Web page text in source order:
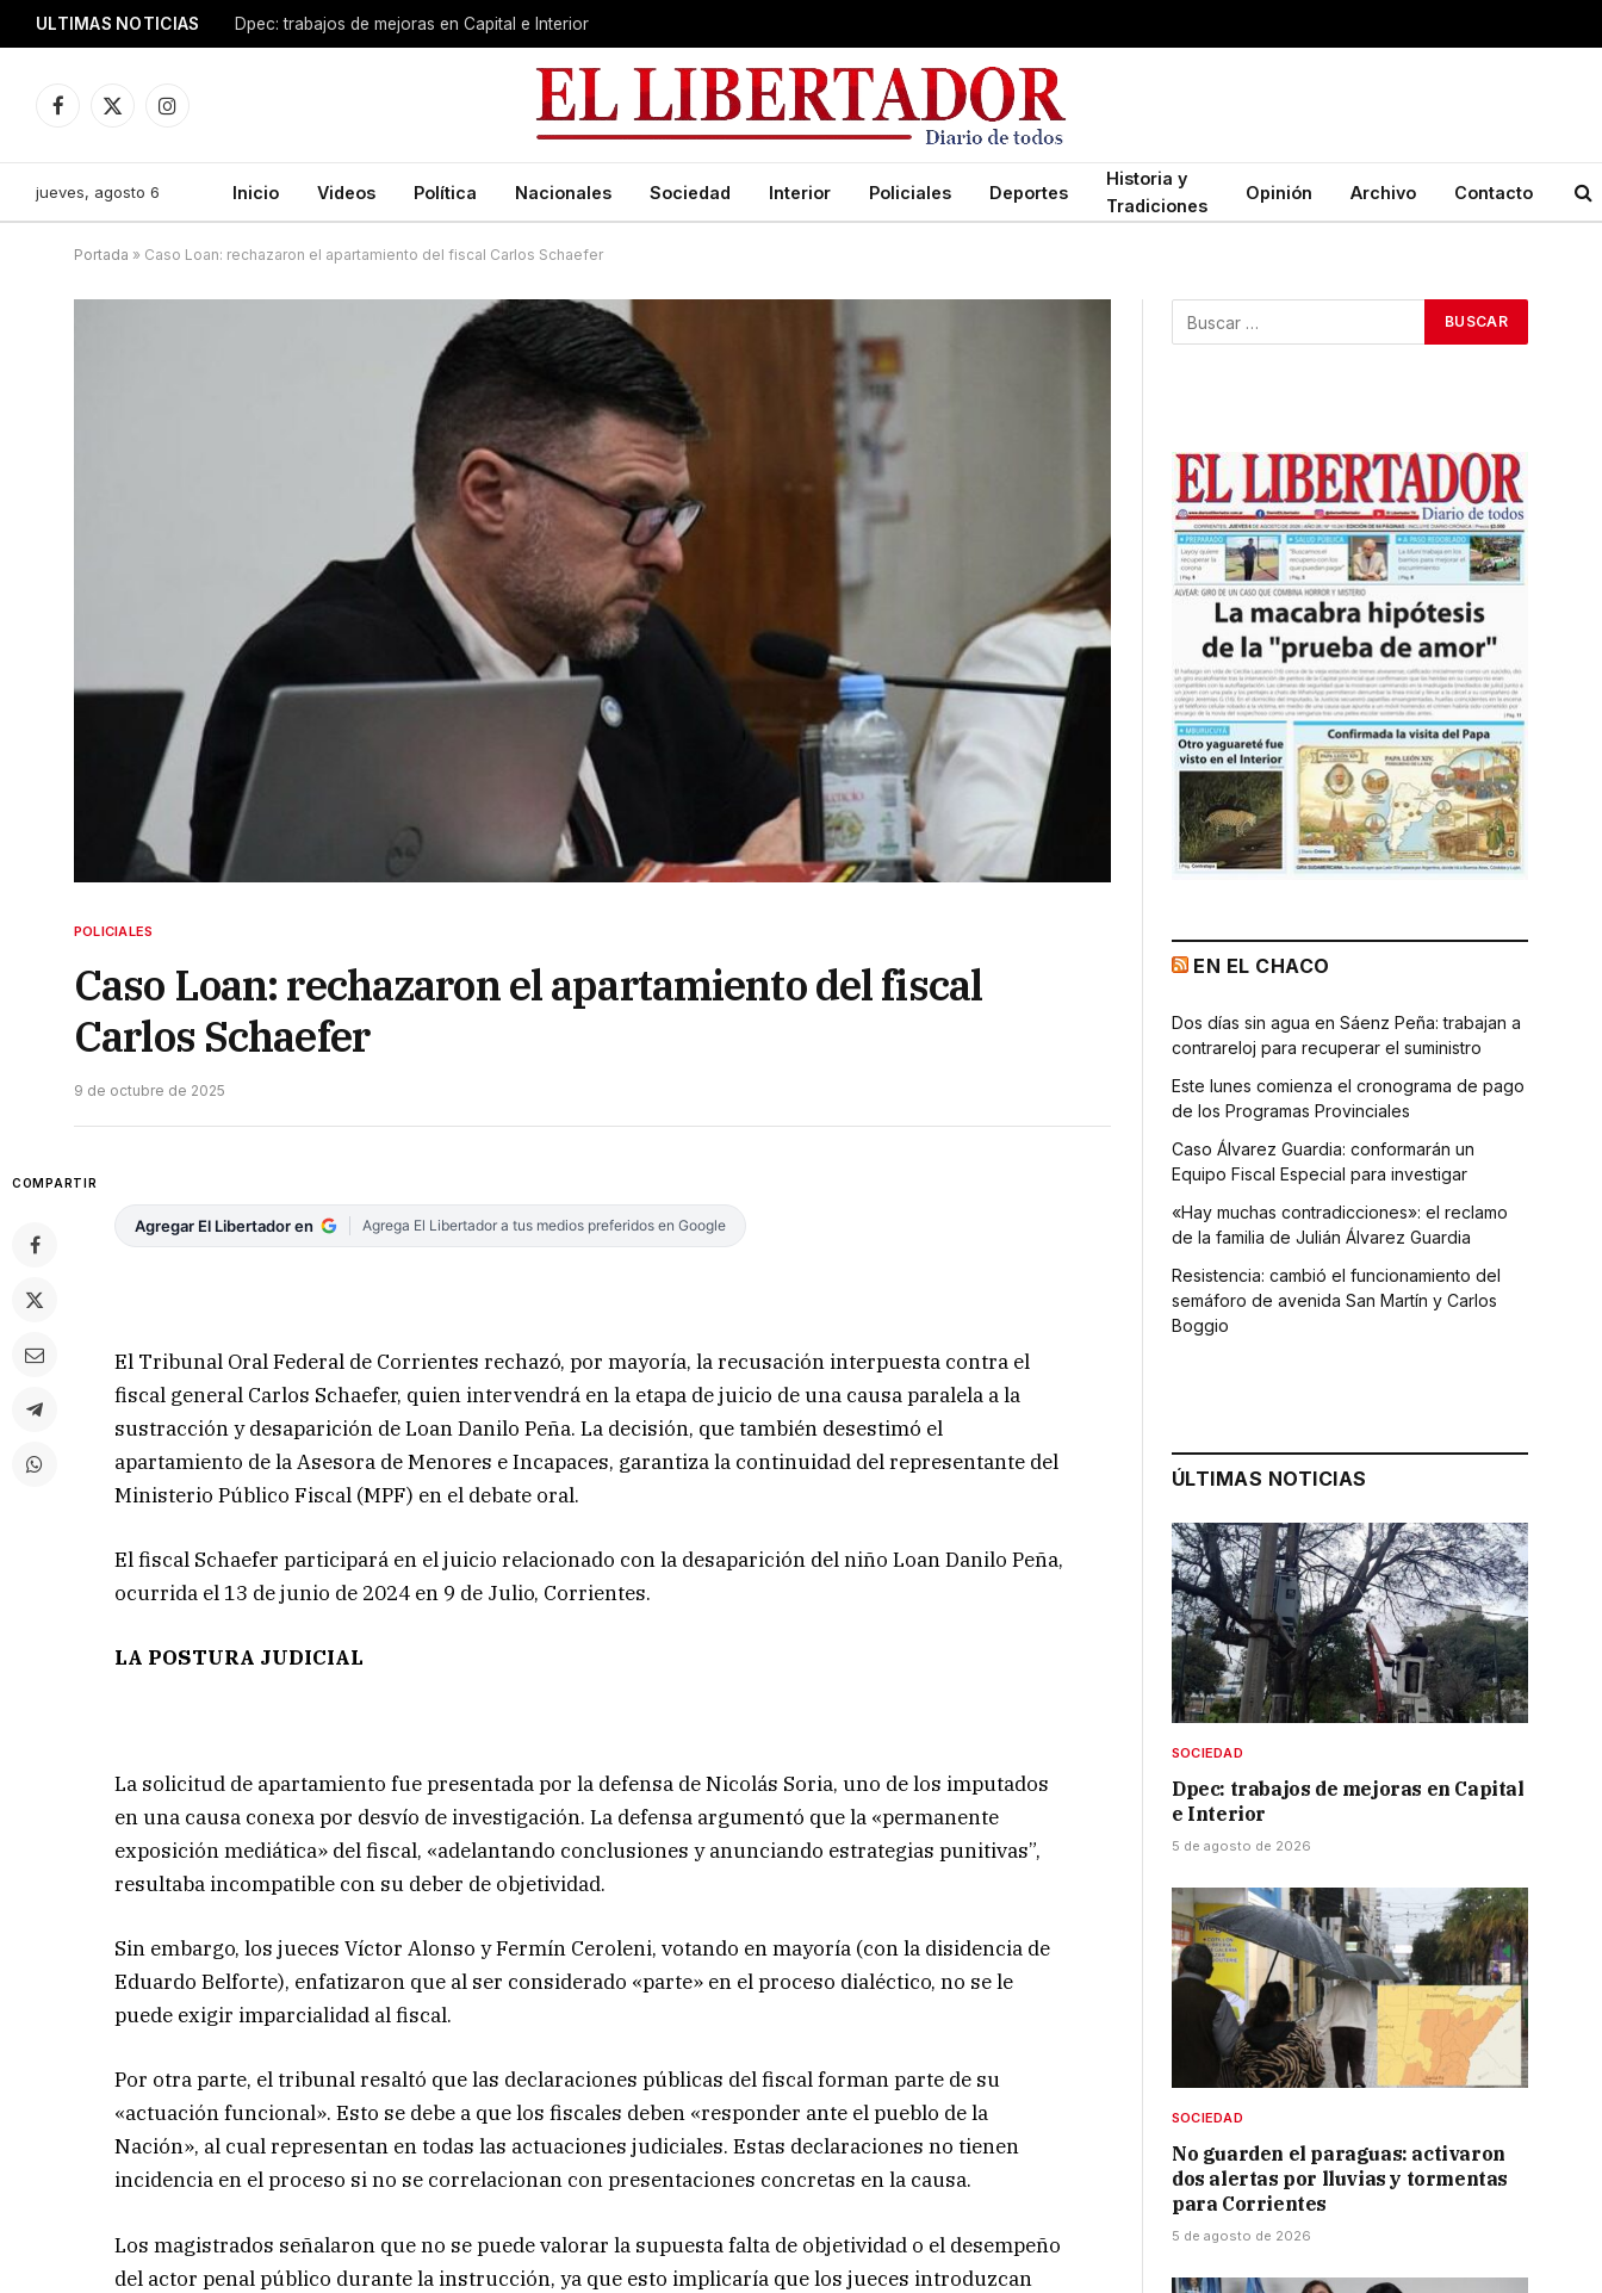
ULTIMAS NOTICIAS Dpec: trabajos de mejoras en Capital e Interior
Facebook
X
Instagram
jueves, agosto 6 Inicio Videos Política Nacionales Sociedad Interior Policiales Deportes
Historia y
Tradiciones
Opinión Archivo Contacto
Portada » Caso Loan: rechazaron el apartamiento del fiscal Carlos Schaefer
POLICIALES
Caso Loan: rechazaron el apartamiento del fiscal
Carlos Schaefer
9 de octubre de 2025
COMPARTIR
Agregar El Libertador en Agrega El Libertador a tus medios preferidos en Google
El Tribunal Oral Federal de Corrientes rechazó, por mayoría, la recusación interpuesta contra el
fiscal general Carlos Schaefer, quien intervendrá en la etapa de juicio de una causa paralela a la
sustracción y desaparición de Loan Danilo Peña. La decisión, que también desestimó el
apartamiento de la Asesora de Menores e Incapaces, garantiza la continuidad del representante del
Ministerio Público Fiscal (MPF) en el debate oral.
El fiscal Schaefer participará en el juicio relacionado con la desaparición del niño Loan Danilo Peña,
ocurrida el 13 de junio de 2024 en 9 de Julio, Corrientes.
LA POSTURA JUDICIAL
La solicitud de apartamiento fue presentada por la defensa de Nicolás Soria, uno de los imputados
en una causa conexa por desvío de investigación. La defensa argumentó que la «permanente
exposición mediática» del fiscal, «adelantando conclusiones y anunciando estrategias punitivas”,
resultaba incompatible con su deber de objetividad.
Sin embargo, los jueces Víctor Alonso y Fermín Ceroleni, votando en mayoría (con la disidencia de
Eduardo Belforte), enfatizaron que al ser considerado «parte» en el proceso dialéctico, no se le
puede exigir imparcialidad al fiscal.
Por otra parte, el tribunal resaltó que las declaraciones públicas del fiscal forman parte de su
«actuación funcional». Esto se debe a que los fiscales deben «responder ante el pueblo de la
Nación», al cual representan en todas las actuaciones judiciales. Estas declaraciones no tienen
incidencia en el proceso si no se correlacionan con presentaciones concretas en la causa.
Los magistrados señalaron que no se puede valorar la supuesta falta de objetividad o el desempeño
del actor penal público durante la instrucción, ya que esto implicaría que los jueces introduzcan
EN EL CHACO
Dos días sin agua en Sáenz Peña: trabajan a
contrareloj para recuperar el suministro
Este lunes comienza el cronograma de pago
de los Programas Provinciales
Caso Álvarez Guardia: conformarán un
Equipo Fiscal Especial para investigar
«Hay muchas contradicciones»: el reclamo
de la familia de Julián Álvarez Guardia
Resistencia: cambió el funcionamiento del
semáforo de avenida San Martín y Carlos
Boggio
ÚLTIMAS NOTICIAS
SOCIEDAD
Dpec: trabajos de mejoras en Capital
e Interior
5 de agosto de 2026
SOCIEDAD
No guarden el paraguas: activaron
dos alertas por lluvias y tormentas
para Corrientes
5 de agosto de 2026